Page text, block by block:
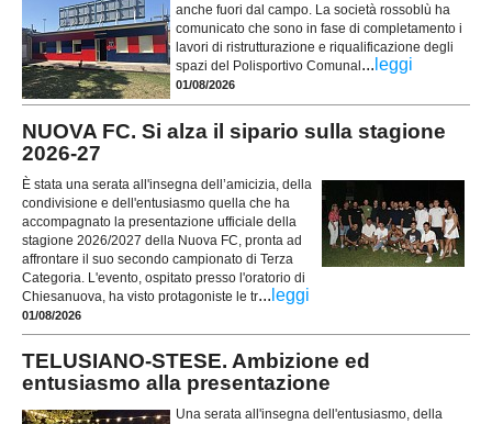
anche fuori dal campo. La società rossoblù ha
comunicato che sono in fase di completamento i
lavori di ristrutturazione e riqualificazione degli
spazi del Polisportivo Comunal... leggi
01/08/2026
NUOVA FC. Si alza il sipario sulla stagione
2026-27
È stata una serata all'insegna dell’amicizia, della
condivisione e dell'entusiasmo quella che ha
accompagnato la presentazione ufficiale della
stagione 2026/2027 della Nuova FC, pronta ad
affrontare il suo secondo campionato di Terza
Categoria. L'evento, ospitato presso l'oratorio di
Chiesanuova, ha visto protagoniste le tr... leggi
01/08/2026
TELUSIANO-STESE. Ambizione ed
entusiasmo alla presentazione
Una serata all'insegna dell'entusiasmo, della